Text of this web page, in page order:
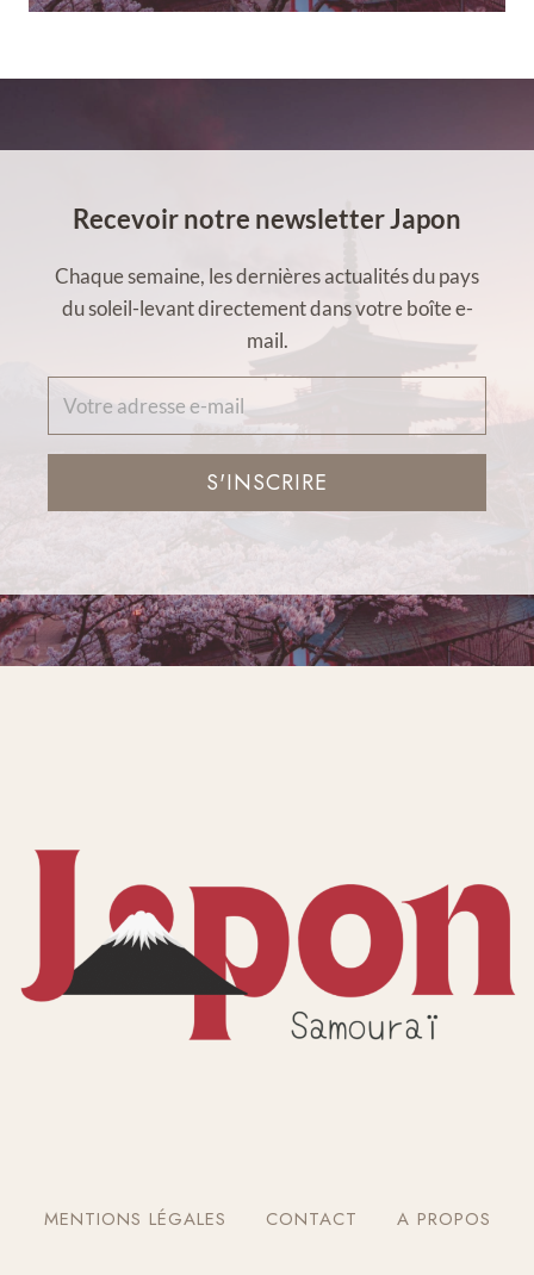
Recevoir notre newsletter Japon
Chaque semaine, les dernières actualités du pays
du soleil-levant directement dans votre boîte e-
mail.
S'INSCRIRE
MENTIONS LÉGALES CONTACT A PROPOS